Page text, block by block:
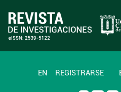
EN REGISTRARSE